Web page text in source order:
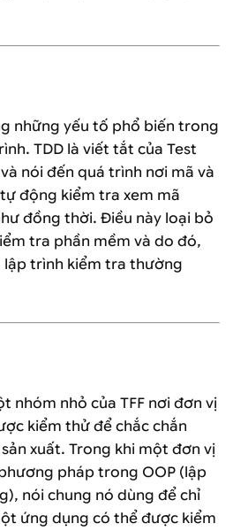
những yếu tố phổ biến trong
TDD là viết tắt của Test
nói đến quá trình nơi mã và
động kiểm tra xem mã
đồng thời. Điều này loại bỏ
tra phần mềm và do đó,
lập trình kiểm tra thường
nhóm nhỏ của TFF nơi đơn vị
kiểm thử để chắc chắn
xuất. Trong khi một đơn vị
pháp trong OOP (lập
nói chung nó dùng để chỉ
ứng dụng có thể được kiểm